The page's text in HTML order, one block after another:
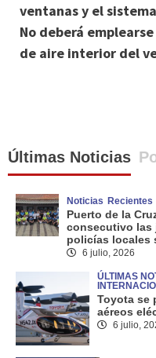
ventanas y el
No deberá
de aire interior del
Últimas Noticias
Noticias Recientes
Puerto de la
consecutivo las
policías locales
6 julio, 2026
ÚLTIMAS
Toyota se
aéreos
6 julio,